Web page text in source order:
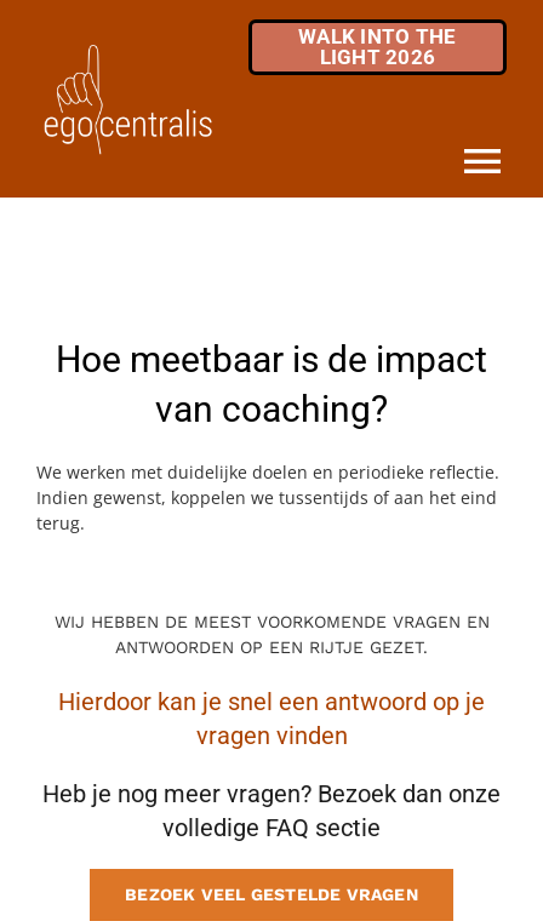
WALK INTO THE
LIGHT 2026
MKB / ZZP
INFOTHEEK
FAQ
Hoe meetbaar is de impact
van coaching?
We werken met duidelijke doelen en periodieke reflectie.
Indien gewenst, koppelen we tussentijds of aan het eind
terug.
WIJ HEBBEN DE MEEST VOORKOMENDE VRAGEN EN
ANTWOORDEN OP EEN RIJTJE GEZET.
Hierdoor kan je snel een antwoord op je
vragen vinden
Heb je nog meer vragen? Bezoek dan onze
volledige FAQ sectie
BEZOEK VEEL GESTELDE VRAGEN